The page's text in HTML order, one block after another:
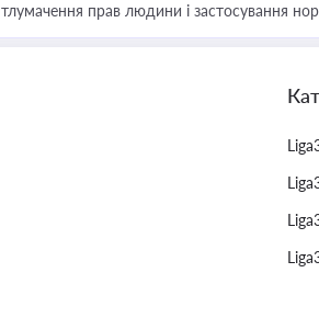
тлумачення прав людини і застосування